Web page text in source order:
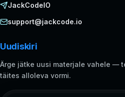
JackCodeIO
support@jackcode.io
Uudiskiri
Ärge jätke uusi materjale vahele —
täites alloleva vormi.